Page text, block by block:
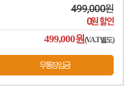
499,000원
0원 할인
499,000원(V.A.T별도)
무통장입금